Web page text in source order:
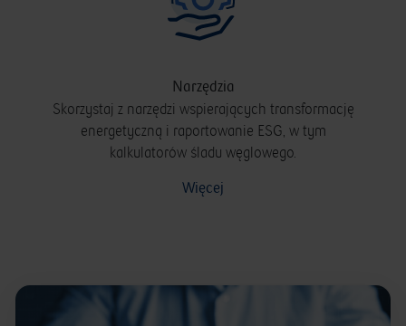
Narzędzia
Skorzystaj z narzędzi wspierających transformację
energetyczną i raportowanie ESG, w tym
kalkulatorów śladu węglowego.
Więcej